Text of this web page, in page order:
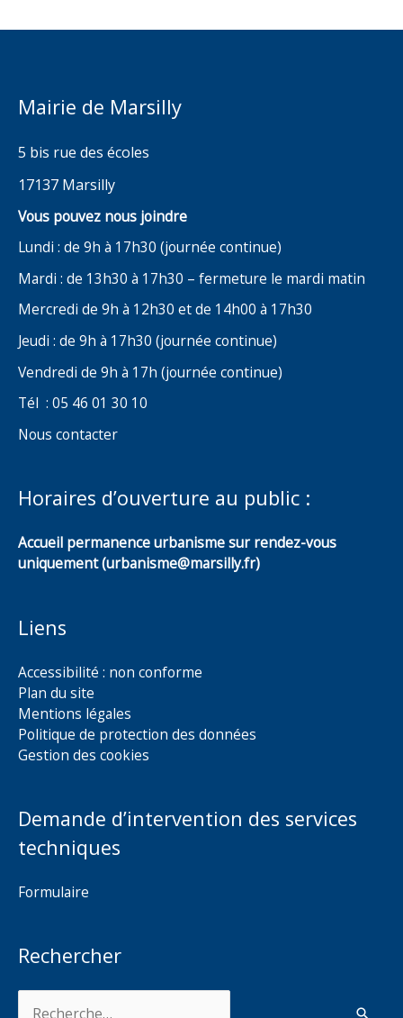
Mairie de Marsilly
5 bis rue des écoles
17137 Marsilly
Vous pouvez nous joindre
Lundi : de 9h à 17h30 (journée continue)
Mardi : de 13h30 à 17h30 – fermeture le mardi matin
Mercredi de 9h à 12h30 et de 14h00 à 17h30
Jeudi : de 9h à 17h30 (journée continue)
Vendredi de 9h à 17h (journée continue)
Tél : 05 46 01 30 10
Nous contacter
Horaires d’ouverture au public :
Accueil permanence urbanisme sur rendez-vous
uniquement (urbanisme@marsilly.fr)
Liens
Accessibilité : non conforme
Plan du site
Mentions légales
Politique de protection des données
Gestion des cookies
Demande d’intervention des services
techniques
Formulaire
Rechercher